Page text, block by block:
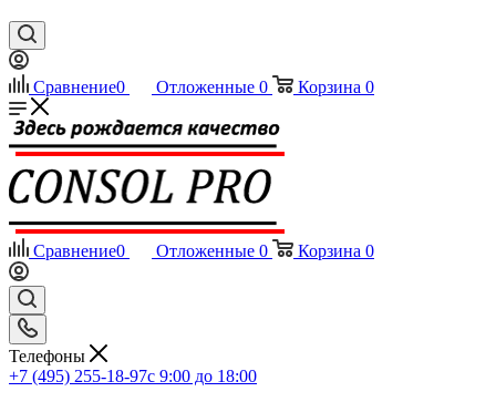
Сравнение0 Отложенные 0 Корзина 0
Сравнение0 Отложенные 0 Корзина 0
Телефоны
+7 (495) 255-18-97с 9:00 до 18:00